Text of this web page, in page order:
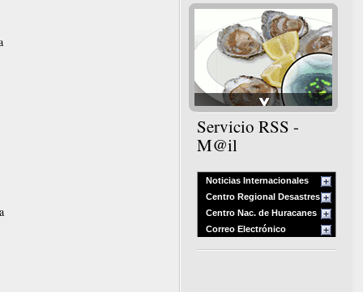
Servicio RSS -
M@il
Noticias Internacionales
Centro Regional Desastres
Centro Nac. de Huracanes
Correo Electrónico